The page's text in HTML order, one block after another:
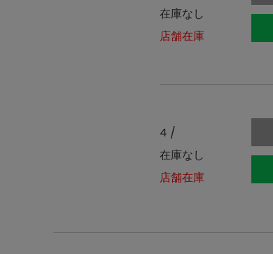
在庫なし
店舗在庫
4 /
在庫なし
店舗在庫